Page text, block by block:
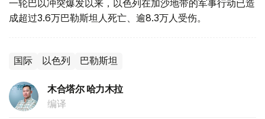
一轮巴以冲突爆发以来，以色列在加沙地带的军事行动已造
成超过3.6万巴勒斯坦人死亡、逾8.3万人受伤。
国际 以色列 巴勒斯坦
木合塔尔 哈力木拉
编译